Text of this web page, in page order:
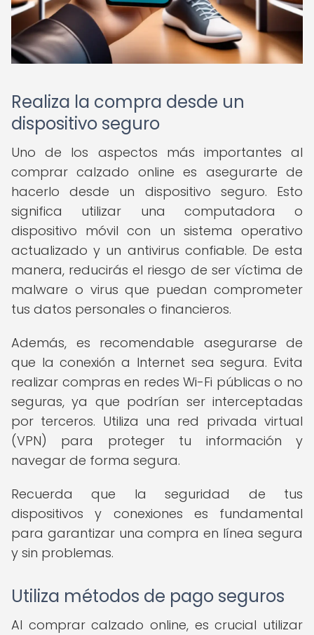
Realiza la compra desde un
dispositivo seguro
Uno de los aspectos más importantes al
comprar calzado online es asegurarte de
hacerlo desde un dispositivo seguro. Esto
significa utilizar una computadora o
dispositivo móvil con un sistema operativo
actualizado y un antivirus confiable. De esta
manera, reducirás el riesgo de ser víctima de
malware o virus que puedan comprometer
tus datos personales o financieros.
Además, es recomendable asegurarse de
que la conexión a Internet sea segura. Evita
realizar compras en redes Wi-Fi públicas o no
seguras, ya que podrían ser interceptadas
por terceros. Utiliza una red privada virtual
(VPN) para proteger tu información y
navegar de forma segura.
Recuerda que la seguridad de tus
dispositivos y conexiones es fundamental
para garantizar una compra en línea segura
y sin problemas.
Utiliza métodos de pago seguros
Al comprar calzado online, es crucial utilizar